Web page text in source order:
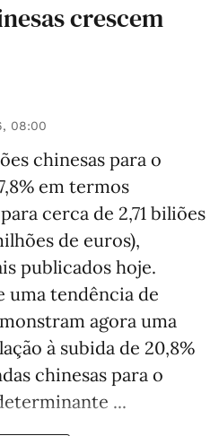
crescem
08:00
chinesas para o
em termos
cerca de 2,71 biliões
de euros),
publicados hoje.
uma tendência de
agora uma
à subida de 20,8%
chinesas para o
...